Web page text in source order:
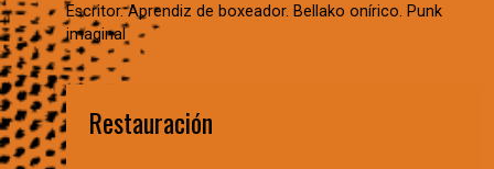
Escritor. Aprendiz de boxeador. Bellako onírico. Punk
imaginal
Restauración